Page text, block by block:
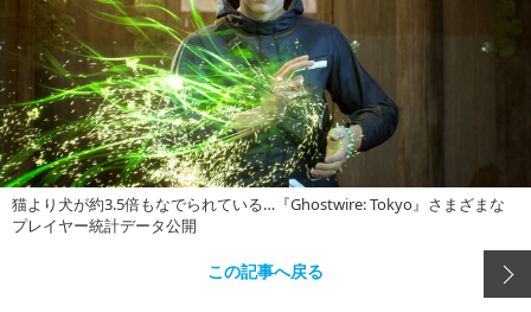
猫より犬が約3.5倍もなでられている…『Ghostwire: Tokyo』さまざまな
プレイヤー統計データ公開
この記事へ戻る